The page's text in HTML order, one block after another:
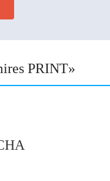
PRINT»